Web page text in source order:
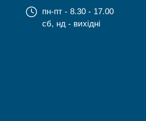
пн-пт - 8.30 - 17.00
сб, нд - вихідні